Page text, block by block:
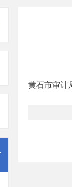
黄石市审计